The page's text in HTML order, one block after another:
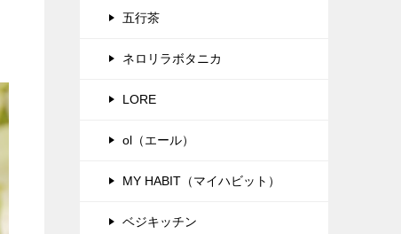
五行茶
ネロリラボタニカ
LORE
ol（エール）
MY HABIT（マイハビット）
ベジキッチン